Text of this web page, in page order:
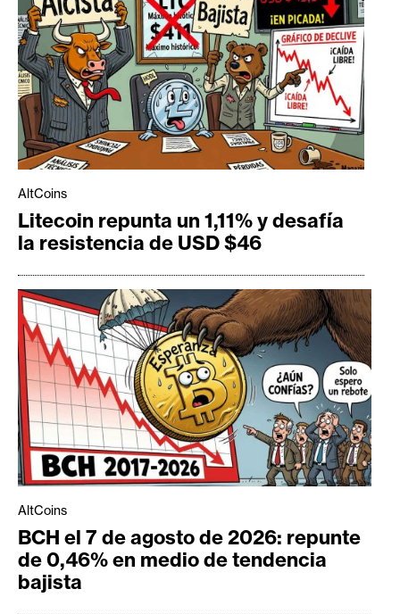
AltCoins
Litecoin repunta un 1,11% y desafía
la resistencia de USD $46
AltCoins
BCH el 7 de agosto de 2026: repunte
de 0,46% en medio de tendencia
bajista